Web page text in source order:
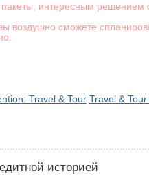
пакеты, интересным
воздушно сможете
Travel & Tour Travel & Tour
историей